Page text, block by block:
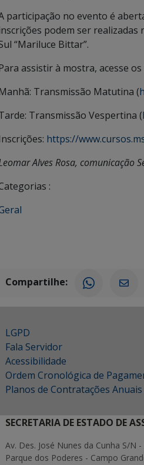
participação no evento é
podem ser realizadas
“Mariluce Bittar”.
assistir à mostra, acesse os
Transmissão Matutina (
Transmissão Vespertina (
https://
Alves Rosa, comunicação
:
Compartilhe:
LGPD
Fala Servidor
Acessibilidade
Ordem Cronológica de
Planos de Contratações Anuais
SECRETARIA DE ESTADO DE
Av. Des. José Nunes da Cunha S/N
Parque dos Poderes - Campo